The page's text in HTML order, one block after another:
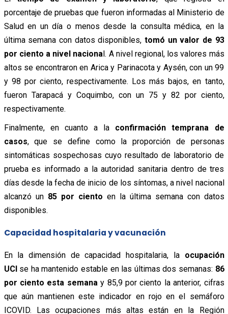
porcentaje de pruebas que fueron informadas al Ministerio de
Salud en un día o menos desde la consulta médica, en la
última semana con datos disponibles, tomó un valor de 93
por ciento a nivel nacional. A nivel regional, los valores más
altos se encontraron en Arica y Parinacota y Aysén, con un 99
y 98 por ciento, respectivamente. Los más bajos, en tanto,
fueron Tarapacá y Coquimbo, con un 75 y 82 por ciento,
respectivamente.
Finalmente, en cuanto a la confirmación temprana de
casos, que se define como la proporción de personas
sintomáticas sospechosas cuyo resultado de laboratorio de
prueba es informado a la autoridad sanitaria dentro de tres
días desde la fecha de inicio de los síntomas, a nivel nacional
alcanzó un85 por ciento en la última semana con datos
disponibles.
Capacidad hospitalaria y vacunación
En la dimensión de capacidad hospitalaria, la ocupación
UCIse ha mantenido estable en las últimas dos semanas: 86
por ciento esta semana y 85,9 por ciento la anterior, cifras
que aún mantienen este indicador en rojo en el semáforo
ICOVID. Las ocupaciones más altas están en la Región